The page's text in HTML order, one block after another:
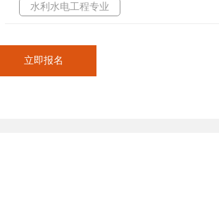
水利水电工程专业
立即报名